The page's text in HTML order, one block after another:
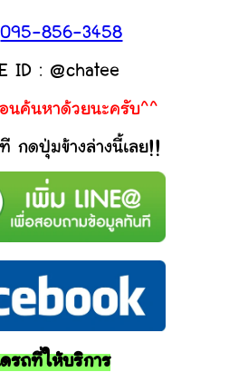
095-856-3458
ID : @chatee
ค้นหาด้วยนะครับ^^
กดปุ่มข้างล่างนี้เลย!!
รถที่ให้บริการ